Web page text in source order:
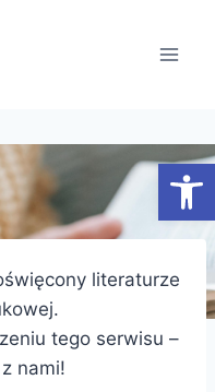
literaturze
tego serwisu –
z nami!